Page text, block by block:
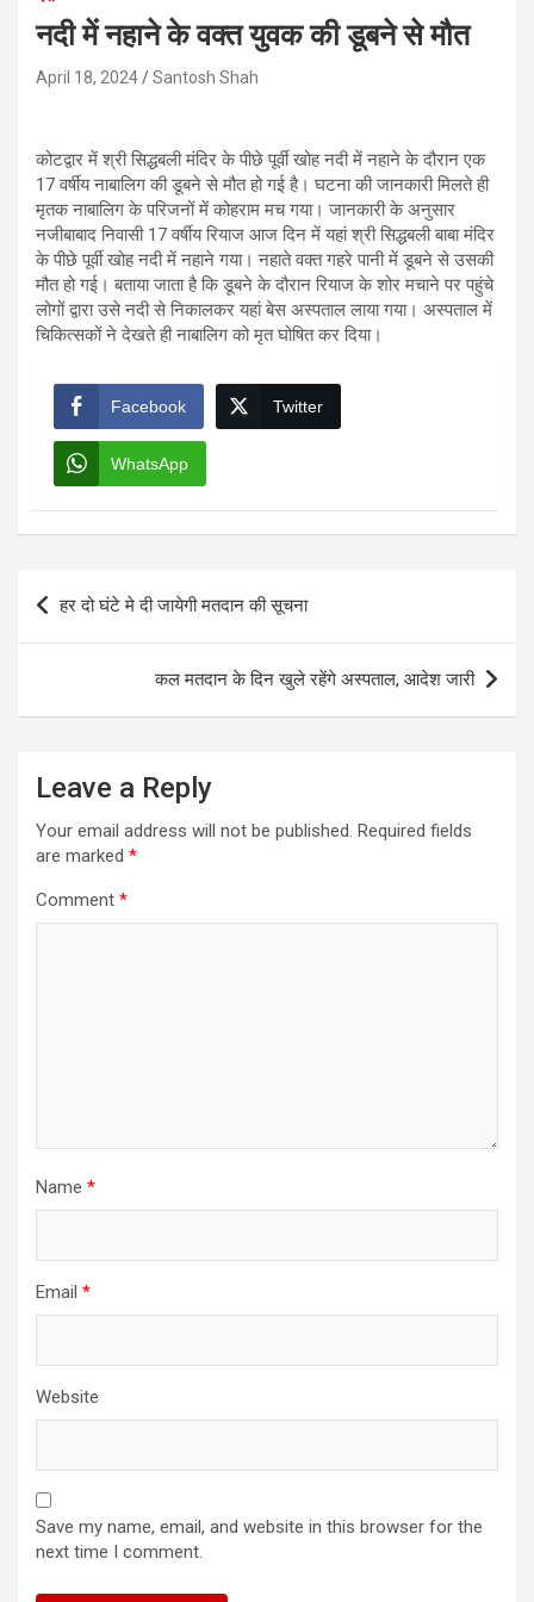
नदी में नहाने के वक्त युवक की डूबने से मौत
April 18, 2024 Santosh Shah
कोटद्वार में श्री सिद्धबली मंदिर के पीछे पूर्वी खोह नदी में नहाने के दौरान एक
17 वर्षीय नाबालिग की डूबने से मौत हो गई है। घटना की जानकारी मिलते ही
मृतक नाबालिग के परिजनों में कोहराम मच गया। जानकारी के अनुसार
नजीबाबाद निवासी 17 वर्षीय रियाज आज दिन में यहां श्री सिद्धबली बाबा मंदिर
के पीछे पूर्वी खोह नदी में नहाने गया। नहाते वक्त गहरे पानी में डूबने से उसकी
मौत हो गई। बताया जाता है कि डूबने के दौरान रियाज के शोर मचाने पर पहुंचे
लोगों द्वारा उसे नदी से निकालकर यहां बेस अस्पताल लाया गया। अस्पताल में
चिकित्सकों ने देखते ही नाबालिग को मृत घोषित कर दिया।
Facebook Twitter
WhatsApp
Post
navigation
हर दो घंटे मे दी जायेगी मतदान की सूचना
कल मतदान के दिन खुले रहेंगे अस्पताल, आदेश जारी
Leave a Reply
Your email address will not be published. Required fields
are marked *
Comment *
Name *
Email *
Website
Save my name, email, and website in this browser for the
next time I comment.